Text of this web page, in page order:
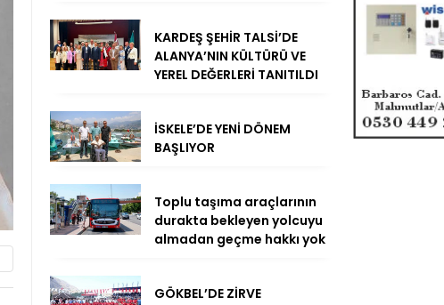
KARDEŞ ŞEHİR TALSİ’DE
ALANYA’NIN KÜLTÜRÜ VE
YEREL DEĞERLERİ TANITILDI
İSKELE’DE YENİ DÖNEM
BAŞLIYOR
Toplu taşıma araçlarının
durakta bekleyen yolcuyu
almadan geçme hakkı yok
GÖKBEL’DE ZİRVE